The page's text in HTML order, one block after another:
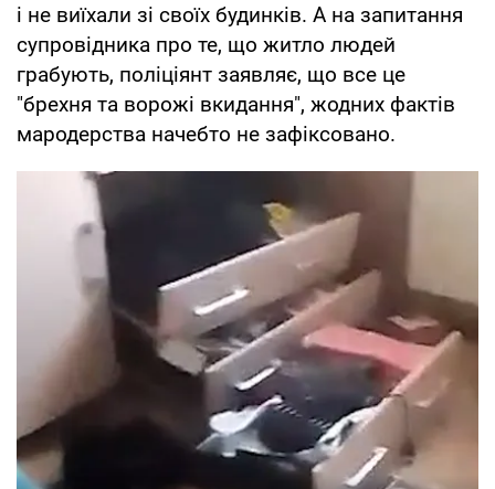
і не виїхали зі своїх будинків. А на запитання
супровідника про те, що житло людей
грабують, поліціянт заявляє, що все це
"брехня та ворожі вкидання", жодних фактів
мародерства начебто не зафіксовано.